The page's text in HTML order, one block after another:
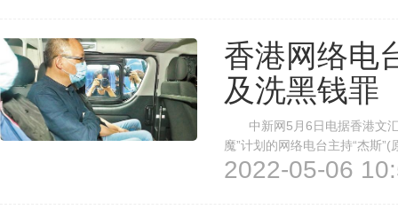
香港网络电
及洗黑钱罪
中新网5月6日电据香港文汇
魔”计划的网络电台主持“杰斯
及洗黑钱，以及包含交替控罪
2022-05-06